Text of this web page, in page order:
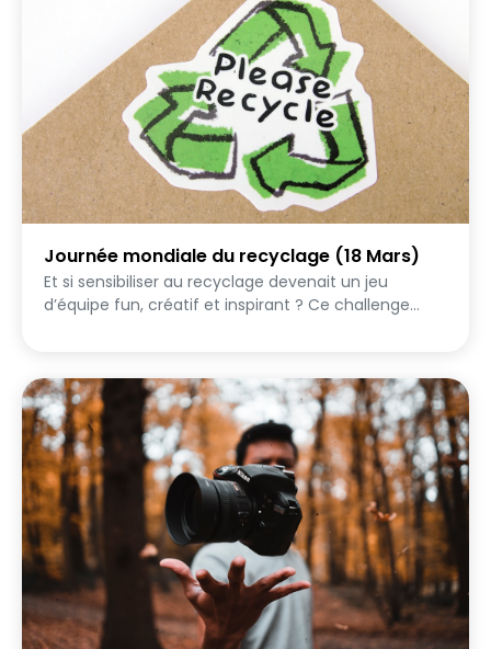
Journée mondiale du recyclage (18 Mars)
Et si sensibiliser au recyclage devenait un jeu
d’équipe fun, créatif et inspirant ? Ce challenge
conseillée : 2h maximum). L’objectif : explorer le
thème du recyclage sous tous ses angles, tout en
s’amusant et en stimulant l’intelligence collective.
Au fil des défis, les équipes seront amenées à : -
s’exprimer de façon créative autour du recyclage -
partir à la découverte d’initiatives locales inspirantes
- mettre en lumière les actions qu’elles font déjà au
quotidien - imaginer de nouvelles idées simples à
adopter Certaines quêtes feront appel à
l’imagination, d’autres à l’observation, à la réflexion
ou à la mise en action. Le challenge mélange ainsi
créativité, sensibilisation et esprit d’équipe, dans une